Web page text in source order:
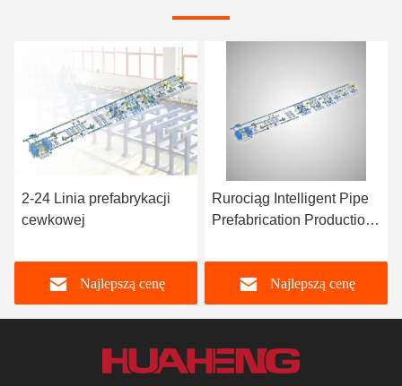
2-24 Linia prefabrykacji
cewkowej
Najlepszą cenę
Rurociąg Intelligent Pipe
Prefabrication Production
wydajności
Najlepszą cenę